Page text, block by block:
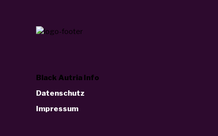
Black Autria Info
Datenschutz
Impressum